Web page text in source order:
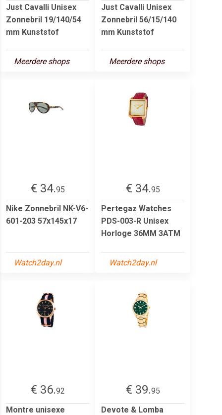
Just Cavalli Unisex
Zonnebril 19/140/54
mm Kunststof
Meerdere shops
Just Cavalli Unisex
Zonnebril 56/15/140
mm Kunststof
Meerdere shops
€ 34.95
Nike Zonnebril NK-V6-
601-203 57x145x17
Watch2day.nl
€ 34.95
Pertegaz Watches
PDS-003-R Unisex
Horloge 36MM 3ATM
Watch2day.nl
€ 36.92
Montre unisexe
€ 39.95
Devote & Lomba